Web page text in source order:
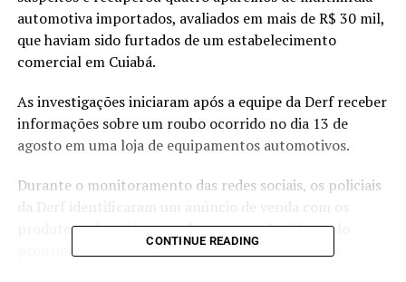
automotiva importados, avaliados em mais de R$ 30 mil,
que haviam sido furtados de um estabelecimento
comercial em Cuiabá.
As investigações iniciaram após a equipe da Derf receber
informações sobre um roubo ocorrido no dia 13 de
agosto em uma loja de equipamentos automotivos.
Durante o monitoramento das redes sociais, os policiais
da Derf identificaram um anúncio de venda com os
produtos subtraídos, que foram reconhecidos pelo
proprietário do estabelecimento.
CONTINUE READING